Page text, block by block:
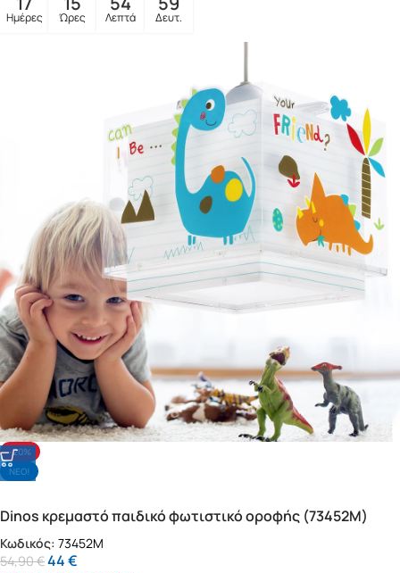
Ημέρες Ώρες Λεπτά Δευτ.
-20%
NΕΟ!
Dinos κρεμαστό παιδικό φωτιστικό οροφής (73452M)
Κωδικός: 73452M
54,90€44€